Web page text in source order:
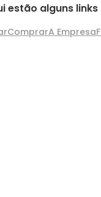
estão alguns links
ComprarA Empresa